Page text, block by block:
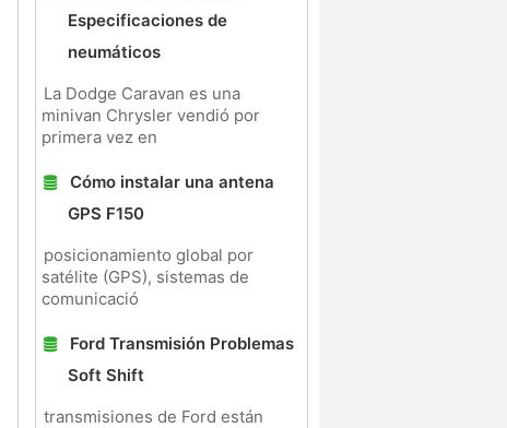
Especificaciones de
neumáticos
La Dodge Caravan es una
minivan Chrysler vendió por
primera vez en
Cómo instalar una antena
GPS F150
posicionamiento global por
satélite (GPS), sistemas de
comunicació
Ford Transmisión Problemas
Soft Shift
transmisiones de Ford están